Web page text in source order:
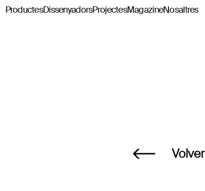
ProductesDissenyadorsProjectesMagazineNosaltres
Volver